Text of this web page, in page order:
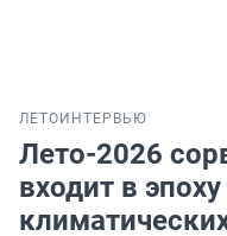
ЛЕТО ИНТЕРВЬЮ
Лето-2026
входит в